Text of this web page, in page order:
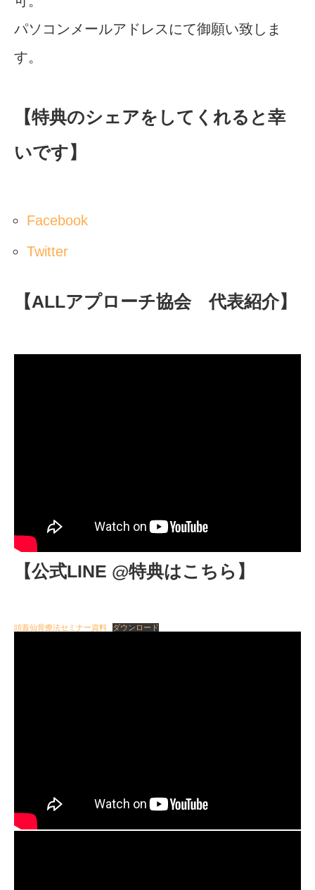
パソコンメールアドレスにて御願い致しま
す。
【特典のシェアをしてくれると幸
いです】
Facebook
Twitter
【ALLアプローチ協会 代表紹介】
【公式LINE @特典はこちら】
頭蓋仙骨療法セミナー資料 ダウンロード